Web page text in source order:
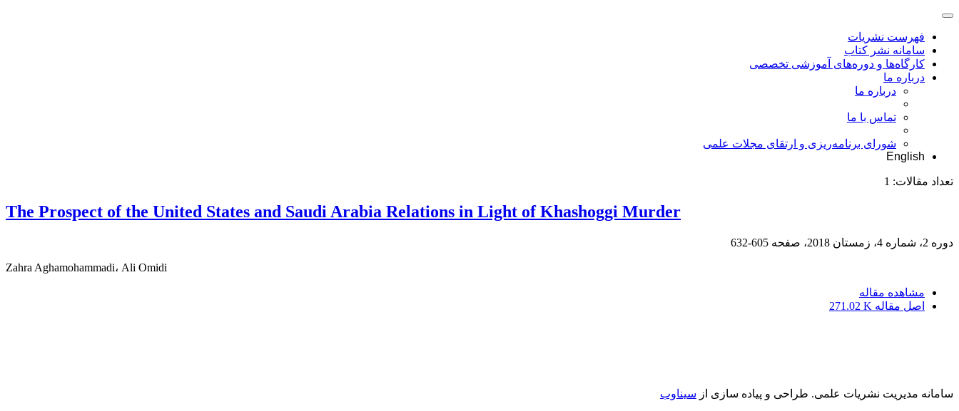
فهرست نشریات
سامانه نشر کتاب
کارگاه‌ها و دوره‌های آموزشی تخصصی
درباره ما
درباره ما
تماس با ما
شورای برنامه‌ریزی و ارتقای مجلات علمی
English
تعداد مقالات: 1
The Prospect of the United States and Saudi Arabia Relations in Light of Khashoggi Murder
دوره 2، شماره 4، زمستان 2018، صفحه 605-632
Zahra Aghamohammadi، Ali Omidi
مشاهده مقاله
اصل مقاله 271.02 K
سامانه مدیریت نشریات علمی. طراحی و پیاده سازی از سیناوب